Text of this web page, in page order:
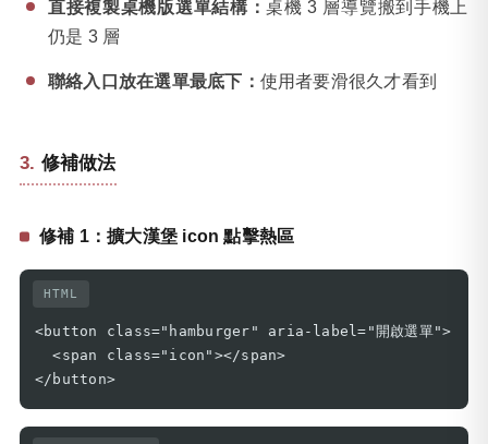
直接複製桌機版選單結構：桌機 3 層導覽搬到手機上
仍是 3 層
聯絡入口放在選單最底下： 使用者要滑很久才看到
修補做法
修補 1：擴大漢堡 icon 點擊熱區
HTML
<button class="hamburger" aria-label="開啟選單">
  <span class="icon"></span>
</button>